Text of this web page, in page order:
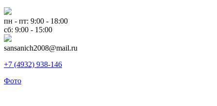
пн - пт: 9:00 - 18:00
сб: 9:00 - 15:00
sansanich2008@mail.ru
+7 (4932) 938-146
Фото